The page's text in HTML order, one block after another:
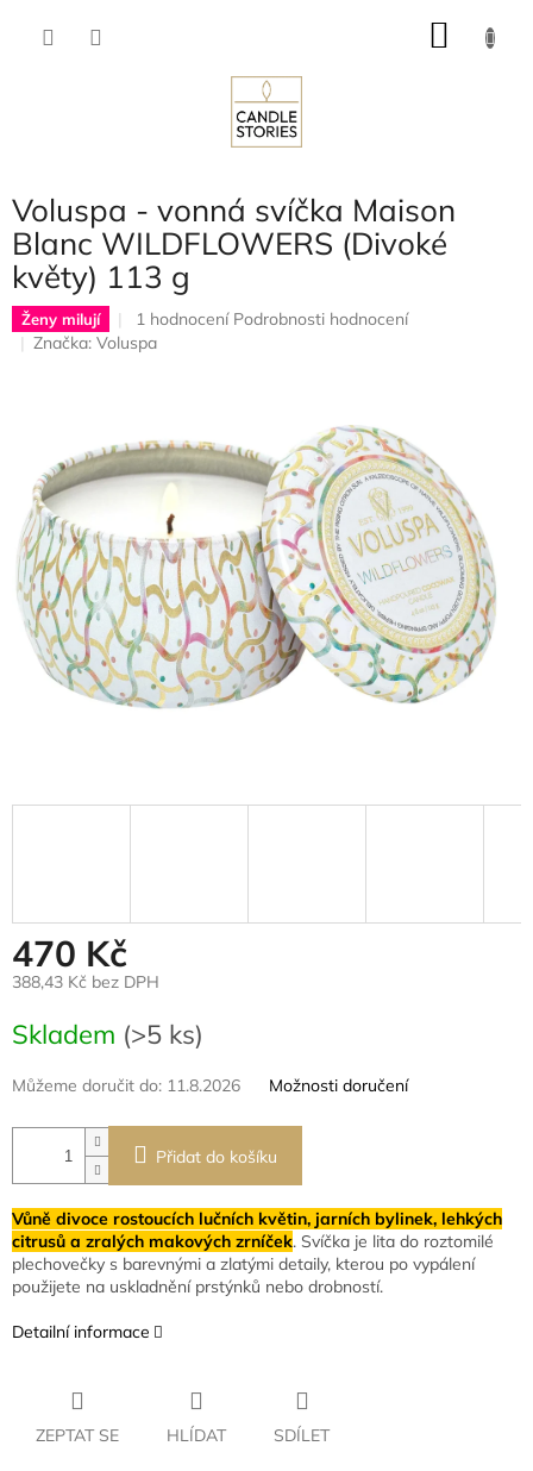
Voluspa - vonná svíčka Maison
Blanc WILDFLOWERS (Divoké
květy) 113 g
Ženy milují
Průměrné
hodnocení
5
hvězdiček.
1 hodnocení Podrobnosti hodnocení
Značka: Voluspa
470 Kč
388,43 Kč bez DPH
cena:
Skladem (>5 ks)
Můžeme doručit do: 11.8.2026 Možnosti doručení
Přidat do košíku
Vůně divoce rostoucích lučních květin, jarních bylinek, lehkých
citrusů a zralých makových zrníček. Svíčka je lita do roztomilé
plechovečky s barevnými a zlatými detaily, kterou po vypálení
použijete na uskladnění prstýnků nebo drobností.
Detailní informace
ZEPTAT SE HLÍDAT SDÍLET